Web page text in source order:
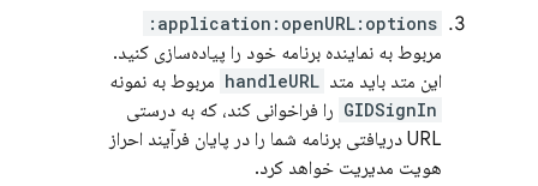
application:openURL:options:
مربوط به نماینده برنامه خود را پیاده‌سازی کنید.
این متد باید متد handleURL مربوط به نمونه
GIDSignIn را فراخوانی کند، که به درستی
URL دریافتی برنامه شما را در پایان فرآیند احراز
هویت مدیریت خواهد کرد.